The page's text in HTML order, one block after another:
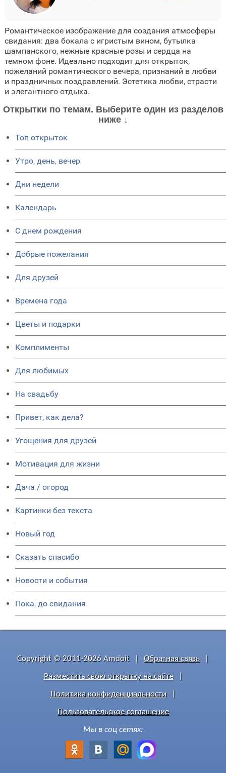
Романтическое изображение для создания атмосферы
свидания: два бокала с игристым вином, бутылка
шампанского, нежные красные розы и сердца на
темном фоне. Идеально подходит для открыток,
пожеланий романтического вечера, признаний в любви
и праздничных поздравлений. Эстетика любви, страсти
и элегантного отдыха.
Открытки по темам. Выберите один из разделов
ниже ↓
Топ открыток
Утро, день, вечер
Дни недели
Календарь
C днем рождения
Добрые пожелания
Для друзей
Времена года
Цветы и подарки
Комплименты
Для любимых
На свадьбу
Привет, как дела?
Угощения для друзей
Мотивация для жизни
Дача / огород
Картинки без текста
Новый год
Сказать спасибо
Новости и события
Пока, до свидания
Copyright © 2011-2026 Amdoit Обратная связь
Разместить свою открытку на сайте
Политика конфиденциальности
Пользовательское соглашение
Мы в соц сетях: